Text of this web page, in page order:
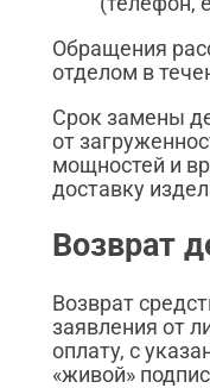
Обращения
отделом в
Срок замены
от
мощностей и
доставку
Возврат
Возврат
заявления от
оплату, с
«живой»